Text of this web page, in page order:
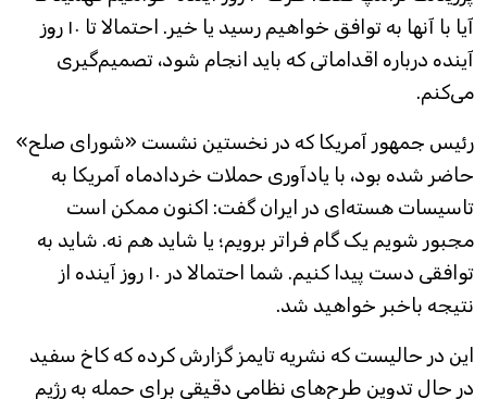
آیا با آنها به توافق خواهیم رسید یا خیر. احتمالا تا ۱۰ روز
آینده درباره اقداماتی که باید انجام شود، تصمیم‌گیری
می‌کنم.
رئیس‌ جمهور آمریکا که در نخستین نشست «شورای صلح»
حاضر شده بود، با یادآوری حملات خردادماه آمریکا به
تاسیسات هسته‌ای در ایران گفت: اکنون ممکن است
مجبور شویم یک گام فراتر برویم؛ یا شاید هم نه. شاید به
توافقی دست پیدا کنیم. شما احتمالا در ۱۰ روز آینده از
نتیجه باخبر خواهید شد.
این در حالیست که نشریه تایمز گزارش کرده که کاخ سفید
در حال تدوین طرح‌های نظامی دقیقی برای حمله به رژیم